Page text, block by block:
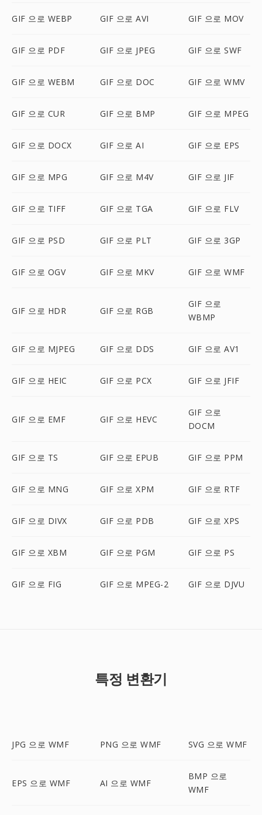
GIF 으로 WEBP GIF 으로 AVI GIF 으로 MOV
GIF 으로 PDF GIF 으로 JPEG GIF 으로 SWF
GIF 으로 WEBM GIF 으로 DOC GIF 으로 WMV
GIF 으로 CUR GIF 으로 BMP GIF 으로 MPEG
GIF 으로 DOCX GIF 으로 AI GIF 으로 EPS
GIF 으로 MPG GIF 으로 M4V GIF 으로 JIF
GIF 으로 TIFF GIF 으로 TGA GIF 으로 FLV
GIF 으로 PSD GIF 으로 PLT GIF 으로 3GP
GIF 으로 OGV GIF 으로 MKV GIF 으로 WMF
GIF 으로 HDR GIF 으로 RGB
GIF 으로
WBMP
GIF 으로 MJPEG GIF 으로 DDS GIF 으로 AV1
GIF 으로 HEIC GIF 으로 PCX GIF 으로 JFIF
GIF 으로 EMF GIF 으로 HEVC
GIF 으로
DOCM
GIF 으로 TS GIF 으로 EPUB GIF 으로 PPM
GIF 으로 MNG GIF 으로 XPM GIF 으로 RTF
GIF 으로 DIVX GIF 으로 PDB GIF 으로 XPS
GIF 으로 XBM GIF 으로 PGM GIF 으로 PS
GIF 으로 FIG GIF 으로 MPEG-2 GIF 으로 DJVU
특정 변환기
JPG 으로 WMF PNG 으로 WMF SVG 으로 WMF
EPS 으로 WMF AI 으로 WMF
BMP 으로
WMF